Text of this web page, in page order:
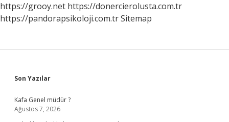
https://grooy.net https://donercierolusta.com.tr
https://pandorapsikoloji.com.trSitemap
Sidebar
Son Yazılar
Kafa Genel müdür ?
Ağustos 7, 2026